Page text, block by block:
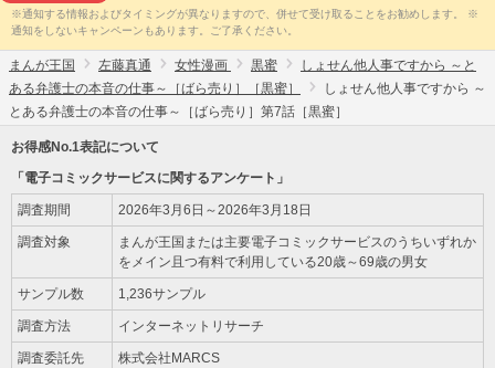
※通知する情報およびタイミングが異なりますので、併せて受け取ることをお勧めします。 ※
通知をしないキャンペーンもあります。ご了承ください。
まんが王国 左藤真通 女性漫画 黒蜜
しょせん他人事ですから ～と
ある弁護士の本音の仕事～［ばら売り］［黒蜜］
しょせん他人事ですから ～
とある弁護士の本音の仕事～［ばら売り］第7話［黒蜜］
お得感No.1表記について
「電子コミックサービスに関するアンケート」
調査期間 2026年3月6日～2026年3月18日
調査対象
まんが王国または主要電子コミックサービスのうちいずれか
をメイン且つ有料で利用している20歳～69歳の男女
サンプル数 1,236サンプル
調査方法 インターネットリサーチ
調査委託先 株式会社MARCS